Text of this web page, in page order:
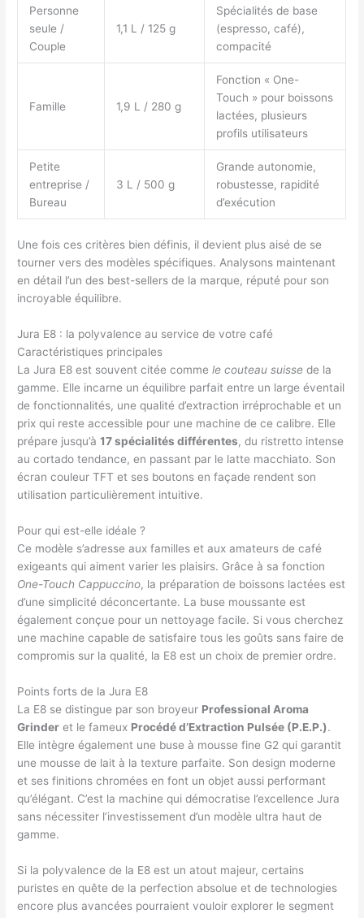
Personne
seule /
Couple
1,1 L / 125 g
Spécialités de base
(espresso, café),
compacité
Famille 1,9 L / 280 g
Fonction « One-
Touch » pour boissons
lactées, plusieurs
profils utilisateurs
Petite
entreprise /
Bureau
3 L / 500 g
Grande autonomie,
robustesse, rapidité
d’exécution
Une fois ces critères bien définis, il devient plus aisé de se
tourner vers des modèles spécifiques. Analysons maintenant
en détail l’un des best-sellers de la marque, réputé pour son
incroyable équilibre.
Jura E8 : la polyvalence au service de votre café
Caractéristiques principales
La Jura E8 est souvent citée commele couteau suisse de la
gamme. Elle incarne un équilibre parfait entre un large éventail
de fonctionnalités, une qualité d’extraction irréprochable et un
prix qui reste accessible pour une machine de ce calibre. Elle
prépare jusqu’à17 spécialités différentes, du ristretto intense
au cortado tendance, en passant par le latte macchiato. Son
écran couleur TFT et ses boutons en façade rendent son
utilisation particulièrement intuitive.
Pour qui est-elle idéale ?
Ce modèle s’adresse aux familles et aux amateurs de café
exigeants qui aiment varier les plaisirs. Grâce à sa fonction
One-Touch Cappuccino, la préparation de boissons lactées est
d’une simplicité déconcertante. La buse moussante est
également conçue pour un nettoyage facile. Si vous cherchez
une machine capable de satisfaire tous les goûts sans faire de
compromis sur la qualité, la E8 est un choix de premier ordre.
Points forts de la Jura E8
La E8 se distingue par son broyeur Professional Aroma
Grinder et le fameux Procédé d’Extraction Pulsée (P.E.P.).
Elle intègre également une buse à mousse fine G2 qui garantit
une mousse de lait à la texture parfaite. Son design moderne
et ses finitions chromées en font un objet aussi performant
qu’élégant. C’est la machine qui démocratise l’excellence Jura
sans nécessiter l’investissement d’un modèle ultra haut de
gamme.
Si la polyvalence de la E8 est un atout majeur, certains
puristes en quête de la perfection absolue et de technologies
encore plus avancées pourraient vouloir explorer le segment